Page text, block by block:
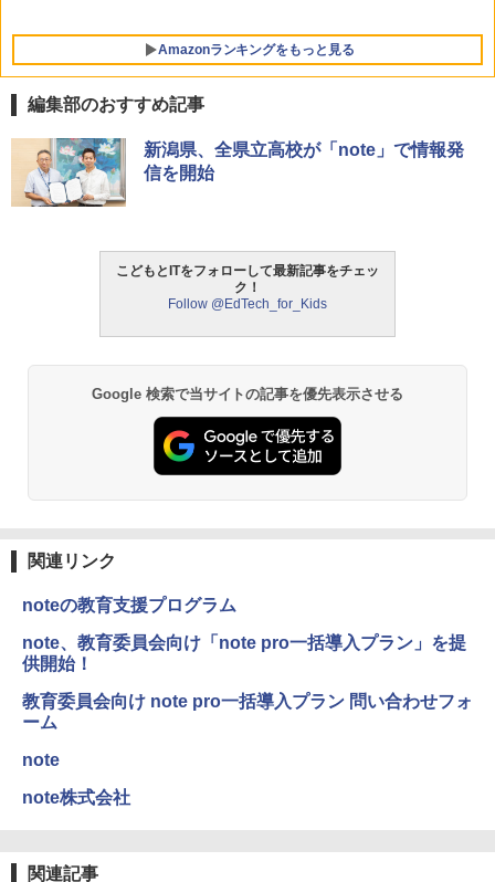
Amazonランキングをもっと見る
1
タッチペンで音が聞ける!はじめてずかん
1000 英語つき ([バラエティ])
中学英語をもう一度ひとつひとつわかり
やすく。改訂版
仮面ライダー 改造人間 限定ケース版
4
つかめ！理科ダマン 12 最強ロボット決
5
1
ThinkFun ボードゲーム 「サーキット・
メイズ」 配線回路をプログラミングする
日本語説明書付 8歳~ 76341 誕生日 クリ
￥1,980
物理実験モデル楽器電磁気教材を教える
Galtonplatteの物理的な機器
クリエイティブトイビルド、シンプルな
ト、誕生日の楽しみ、イースターディス
カバリーを備えたインタラクティブサイ
編集部のおすすめ記事
新潟県、全県立高校が「note」で情報発
信を開始
こどもとITをフォローして最新記事をチェッ
ク！
Follow @EdTech_for_Kids
Google 検索で当サイトの記事を優先表示させる
関連リンク
noteの教育支援プログラム
note、教育委員会向け「note pro一括導入プラン」を提
供開始！
教育委員会向け note pro一括導入プラン 問い合わせフォ
ーム
note
note株式会社
関連記事